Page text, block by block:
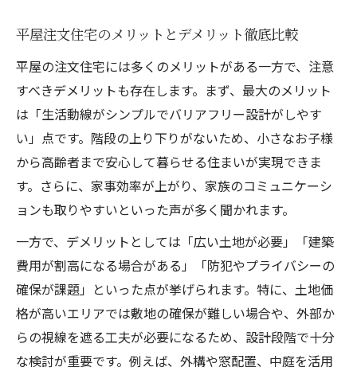
バリアフリー対応の注文住宅平屋動線紹介
家族で選ぶ後悔しない平屋間取りの工夫
家族の声を活かす注文住宅平屋間取り設計
術
注文住宅平屋で人気の3LDK間取りアイデア
注文住宅平屋間取りで収納力を高める工夫
注文住宅平屋で子育てしやすい配置を考え
高齢者にやさしい注文住宅平屋の間取り事
例
ローコスト住宅で平屋を建てる最適解
注文住宅平屋を安く建てる具体的な方法
ローコスト住宅平屋ランキングの選び方
平屋注文住宅のメリットとデメリット徹底比較
平屋の注文住宅には多くのメリットがある一方で、注意
すべきデメリットも存在します。まず、最大のメリット
は「生活動線がシンプルでバリアフリー設計がしやす
い」点です。階段の上り下りがないため、小さなお子様
から高齢者まで安心して暮らせる住まいが実現できま
す。さらに、家事効率が上がり、家族のコミュニケーシ
ョンも取りやすいといった声が多く聞かれます。
一方で、デメリットとしては「広い土地が必要」「建築
費用が割高になる場合がある」「防犯やプライバシーの
確保が課題」といった点が挙げられます。特に、土地価
格が高いエリアでは敷地の確保が難しい場合や、外部か
らの視線を遮る工夫が必要になるため、設計段階で十分
な検討が重要です。例えば、外構や窓配置、中庭を活用